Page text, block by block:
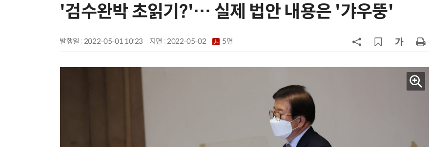
'검수완박 초읽기?'… 실제 법안 내용은 '갸우뚱'
발행일 : 2022-05-01 10:23 지면 :2022-05-02 5면
6
정점식 “김용범 이미 한국경제 빌
돌려차기 피해자 불러 놓고 “돌려차
8
성균관대 김기강 센터장·이영희 교
수, 차세대 반도체 분야 전문서 세계
적 출판사서 발간
9
국힘, 李 대통령 '형소법 안 읽어봤
다' 발언 공세…“역대급 망언”